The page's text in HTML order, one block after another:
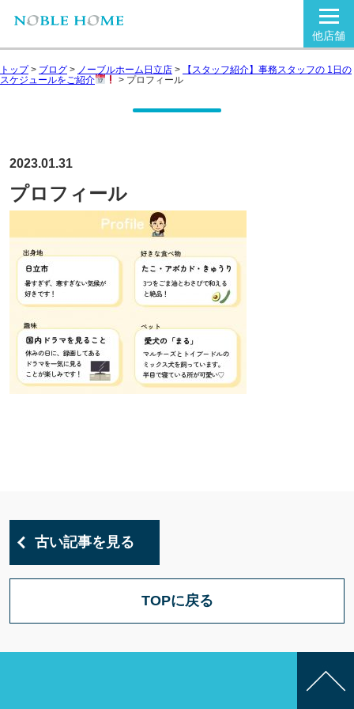
他店舗
トップ> ブログ > ノーブルホーム日立店 >
【スタッフ紹介】事務スタッフの 1日の
スケジュールをご紹介
> プロフィール
2023.01.31
プロフィール
古い記事を見る
TOPに戻る